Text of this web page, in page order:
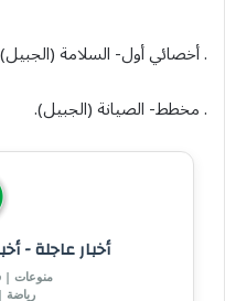
. أخصائي أول- السلامة
. مخطط- الصيانة (الجبيل).
أخبار عاجلة -
منوعات |